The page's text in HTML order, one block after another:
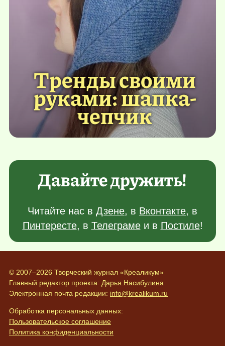
Тренды своими
руками: шапка-
чепчик
Давайте дружить!
Читайте нас в Дзене, в Вконтакте, в
Пинтересте, в Телеграмеи в Постиле!
© 2007–2026 Творческий журнал «Креаликум»
Главный редактор проекта: Дарья Насибулина
Электронная почта редакции: info@krealikum.ru
Обработка персональных данных:
Пользовательское соглашение
Политика конфиденциальности